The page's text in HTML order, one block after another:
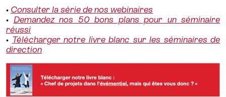
• Consulter la série de nos webinaires
• Demandez nos 50 bons plans pour un séminaire
réussi
• Télécharger notre livre blanc sur les séminaires de
direction